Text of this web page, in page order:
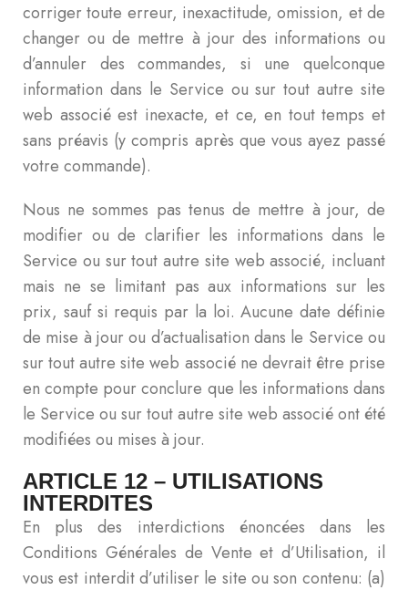
corriger toute erreur, inexactitude, omission, et de
changer ou de mettre à jour des informations ou
d’annuler des commandes, si une quelconque
information dans le Service ou sur tout autre site
web associé est inexacte, et ce, en tout temps et
sans préavis (y compris après que vous ayez passé
votre commande).
Nous ne sommes pas tenus de mettre à jour, de
modifier ou de clarifier les informations dans le
Service ou sur tout autre site web associé, incluant
mais ne se limitant pas aux informations sur les
prix, sauf si requis par la loi. Aucune date définie
de mise à jour ou d’actualisation dans le Service ou
sur tout autre site web associé ne devrait être prise
en compte pour conclure que les informations dans
le Service ou sur tout autre site web associé ont été
modifiées ou mises à jour.
ARTICLE 12 – UTILISATIONS
INTERDITES
En plus des interdictions énoncées dans les
Conditions Générales de Vente et d’Utilisation, il
vous est interdit d’utiliser le site ou son contenu: (a)